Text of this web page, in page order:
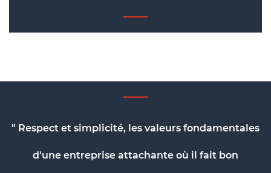
" Respect et simplicité, les valeurs fondamentales
d'une entreprise attachante où il fait bon